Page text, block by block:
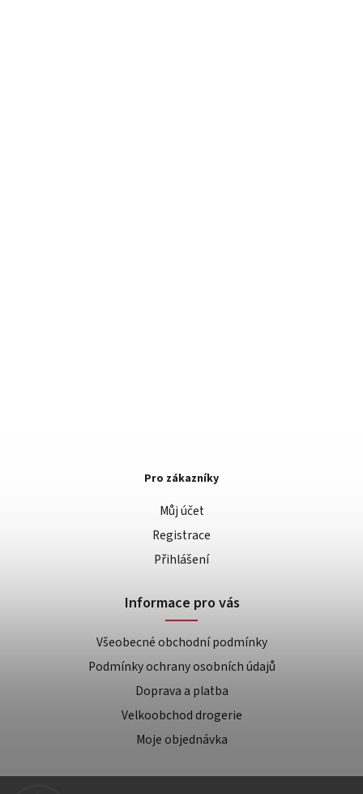
Pro zákazníky
Můj účet
Registrace
Přihlášení
Informace pro vás
Všeobecné obchodní podmínky
Podmínky ochrany osobních údajů
Doprava a platba
Velkoobchod drogerie
Moje objednávka